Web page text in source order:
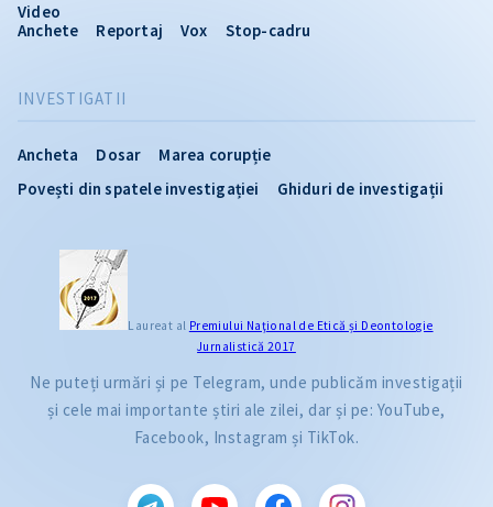
INVESTIGATII
Ancheta Dosar
Marea corupție
Povești din spatele investigației
Ghiduri de investigații
Video
Anchete
Reportaj Vox Stop-cadru
Laureat al Premiului Naţional de Etică și Deontologie
Jurnalistică 2017
Ne puteți urmări și pe Telegram, unde publicăm investigații
și cele mai importante știri ale zilei, dar și pe: YouTube,
Facebook, Instagram și TikTok.